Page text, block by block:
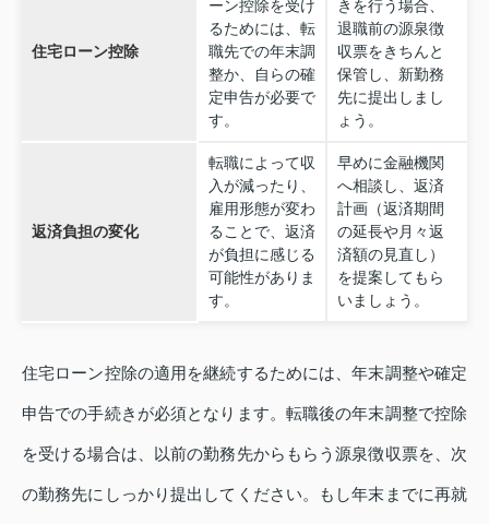
住宅ローン控除
ーン控除を受け
るためには、転
職先での年末調
整か、自らの確
定申告が必要で
す。
きを行う場合、
退職前の源泉徴
収票をきちんと
保管し、新勤務
先に提出しまし
ょう。
返済負担の変化
転職によって収
入が減ったり、
雇用形態が変わ
ることで、返済
が負担に感じる
可能性がありま
す。
早めに金融機関
へ相談し、返済
計画（返済期間
の延長や月々返
済額の見直し）
を提案してもら
いましょう。
住宅ローン控除の適用を継続するためには、年末調整や確定
申告での手続きが必須となります。転職後の年末調整で控除
を受ける場合は、以前の勤務先からもらう源泉徴収票を、次
の勤務先にしっかり提出してください。もし年末までに再就